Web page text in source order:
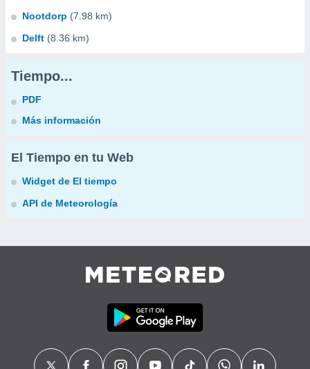
Nootdorp (7.98 km)
Delft (8.36 km)
Tiempo...
PDF
Más información
El Tiempo en tu Web
Widget de El tiempo
API de Meteorología